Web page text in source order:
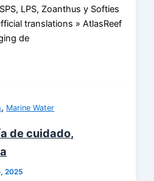
LPS, Zoanthus y Softies
translations » AtlasReef
de
, Marine Water
de cuidado,
2025